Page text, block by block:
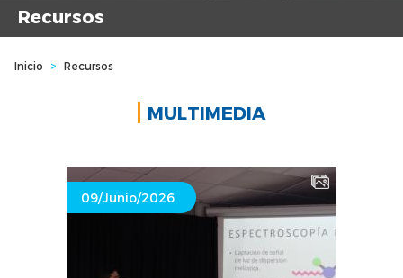
Recursos
Inicio > Recursos
MULTIMEDIA
09/Junio/2026